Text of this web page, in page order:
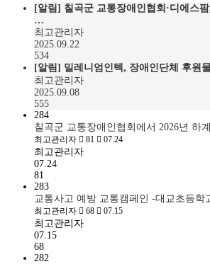
[알림] 칠곡군 교통장애인협회·디에스
…
최고관리자
2025.09.22
534
[알림] 밀레니엄인텍, 장애인단체 후원
최고관리자
2025.09.08
555
284
칠곡군 교통장애인협회에서 2026년 하
최고관리자 81 07.24
최고관리자
07.24
81
283
교통사고 예방 교통캠페인 -대교초등학
최고관리자 68 07.15
최고관리자
07.15
68
282